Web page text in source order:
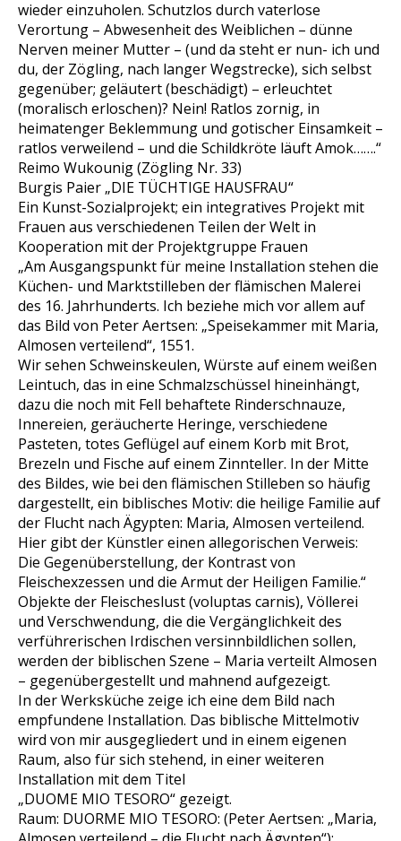
wieder einzuholen. Schutzlos durch vaterlose
Verortung – Abwesenheit des Weiblichen – dünne
Nerven meiner Mutter – (und da steht er nun- ich und
du, der Zögling, nach langer Wegstrecke), sich selbst
gegenüber; geläutert (beschädigt) – erleuchtet
(moralisch erloschen)? Nein! Ratlos zornig, in
heimatenger Beklemmung und gotischer Einsamkeit –
ratlos verweilend – und die Schildkröte läuft Amok…….“
Reimo Wukounig (Zögling Nr. 33)
Burgis Paier „DIE TÜCHTIGE HAUSFRAU“
Ein Kunst-Sozialprojekt; ein integratives Projekt mit
Frauen aus verschiedenen Teilen der Welt in
Kooperation mit der Projektgruppe Frauen
„Am Ausgangspunkt für meine Installation stehen die
Küchen- und Marktstilleben der flämischen Malerei
des 16. Jahrhunderts. Ich beziehe mich vor allem auf
das Bild von Peter Aertsen: „Speisekammer mit Maria,
Almosen verteilend“, 1551.
Wir sehen Schweinskeulen, Würste auf einem weißen
Leintuch, das in eine Schmalzschüssel hineinhängt,
dazu die noch mit Fell behaftete Rinderschnauze,
Innereien, geräucherte Heringe, verschiedene
Pasteten, totes Geflügel auf einem Korb mit Brot,
Brezeln und Fische auf einem Zinnteller. In der Mitte
des Bildes, wie bei den flämischen Stilleben so häufig
dargestellt, ein biblisches Motiv: die heilige Familie auf
der Flucht nach Ägypten: Maria, Almosen verteilend.
Hier gibt der Künstler einen allegorischen Verweis:
Die Gegenüberstellung, der Kontrast von
Fleischexzessen und die Armut der Heiligen Familie.“
Objekte der Fleischeslust (voluptas carnis), Völlerei
und Verschwendung, die die Vergänglichkeit des
verführerischen Irdischen versinnbildlichen sollen,
werden der biblischen Szene – Maria verteilt Almosen
– gegenübergestellt und mahnend aufgezeigt.
In der Werksküche zeige ich eine dem Bild nach
empfundene Installation. Das biblische Mittelmotiv
wird von mir ausgegliedert und in einem eigenen
Raum, also für sich stehend, in einer weiteren
Installation mit dem Titel
„DUOME MIO TESORO“ gezeigt.
Raum: DUORME MIO TESORO: (Peter Aertsen: „Maria,